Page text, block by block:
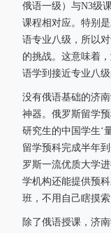
俄语一级）与N3级
课程相对应。特别
语专业八级，所以
的挑战。这意味着
语学到接近专业八
没有俄语基础的济
神器。俄罗斯留学
研究生的中国学生‘
留学预科完成半年
罗斯一流优质大学
学机构还能提供预
班，不用自己瞎摸索
除了俄语授课，济